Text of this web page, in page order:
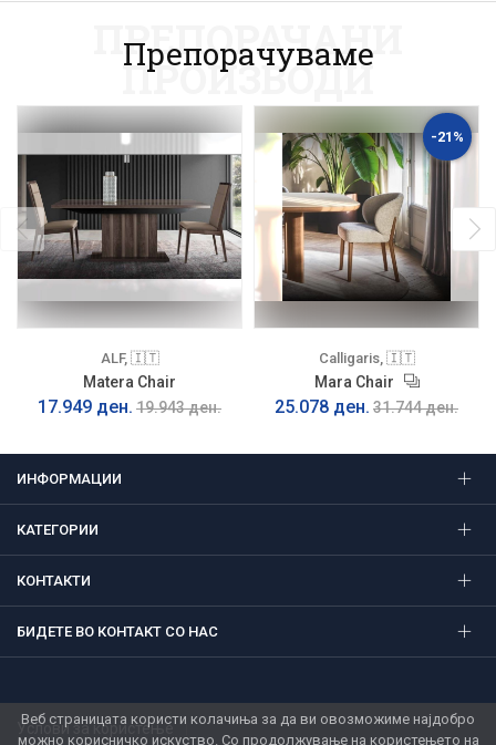
Препорачуваме
ПРЕПОРАЧАНИ
ПРОИЗВОДИ
ALF, 🇮🇹
Matera Chair
17.949 ден. 19.943 ден.
-21%
Calligaris, 🇮🇹
Mara Chair
25.078 ден. 31.744 ден.
ИНФОРМАЦИИ
КАТЕГОРИИ
КОНТАКТИ
БИДЕТЕ ВО КОНТАКТ СО НАС
Услови за користење
Веб страницата користи колачиња за да ви овозможиме најдобро
можно корисничко искуство. Со продолжување на користењето на